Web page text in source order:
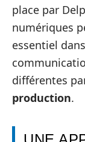
place par
numériques
essentiel
différentes
production.